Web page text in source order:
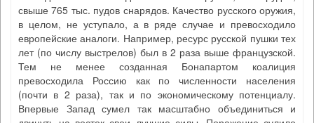
свыше 765 тыс. пудов снарядов. Качество русского оружия,
в целом, не уступало, а в ряде случае и превосходило
европейские аналоги. Например, ресурс русской пушки тех
лет (по числу выстрелов) был в 2 раза выше французской.
Тем не менее созданная Бонапартом коалиция
превосходила Россию как по численности населения
(почти в 2 раза), так и по экономическому потенциалу.
Впервые Запад сумел так масштабно объединиться и